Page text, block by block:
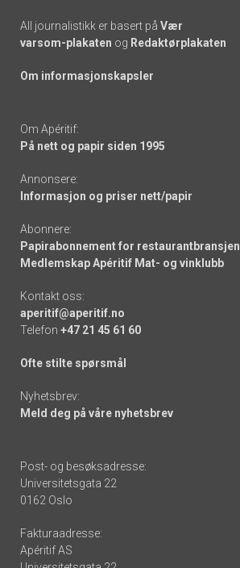
All journalistikk er basert på Vær
varsom-plakaten og Redaktørplakaten
Om informasjonskapsler
Om Apéritif:
På nett og papir siden 1995
Annonsere:
Informasjon og priser nett/papir
Abonnere:
Papirabonnement for restaurantbransjen
Medlemskap Apéritif Mat- og vinklubb
Kontakt oss:
aperitif@aperitif.no
Telefon +47 21 45 61 60
Ofte stilte spørsmål
Nyhetsbrev:
Meld deg på våre nyhetsbrev
Post- og besøksadresse:
Universitetsgata 22
0162 Oslo
Fakturaadresse:
Apéritif AS